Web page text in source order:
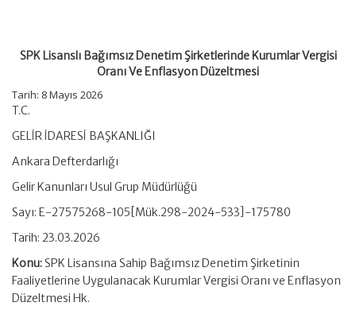
SPK Lisanslı Bağımsız Denetim Şirketlerinde Kurumlar Vergisi
Oranı Ve Enflasyon Düzeltmesi
Tarih: 8 Mayıs 2026
T.C.
GELİR İDARESİ BAŞKANLIĞI
Ankara Defterdarlığı
Gelir Kanunları Usul Grup Müdürlüğü
Sayı: E-27575268-105[Mük.298-2024-533]-175780
Tarih: 23.03.2026
Konu:SPK Lisansına Sahip Bağımsız Denetim Şirketinin
Faaliyetlerine Uygulanacak Kurumlar Vergisi Oranı ve Enflasyon
Düzeltmesi Hk.